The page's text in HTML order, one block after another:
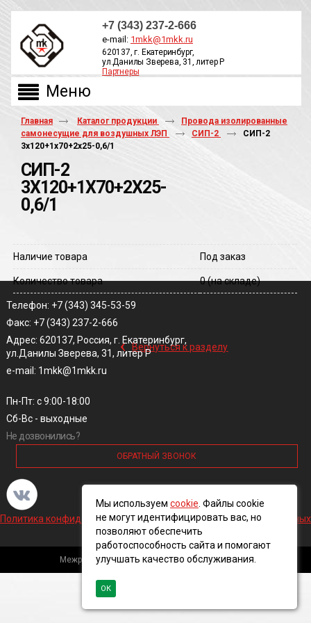
+7 (343) 237-2-666
e-mail: 1mkk@1mkk.ru
620137, г. Екатеринбург,
ул.Данилы Зверева, 31, литер Р
Партнеры
Главная Каталог продукции
Провода изолированные
самонесущие для воздушных ЛЭП
СИП-2
СИП-2
3х120+1х70+2х25-0,6/1
СИП-2
3Х120+1Х70+2Х25-
0,6/1
Наличие товара Под заказ
Количество товара 0(на складе)
‹ Вернуться к разделу
Телефон: +7 (343) 345-53-59
Факс: +7 (343) 237-2-666
Адрес: 620137, Россия, г. Екатеринбург,
ул.Данилы Зверева, 31, литер Р
e-mail: 1mkk@1mkk.ru
Пн-Пт: с 9:00-18:00
Сб-Вс - выходные
Не дозвонились?
ОБРАТНЫЙ ЗВОНОК
Политика конфиденциальности и обработки персональных данных
Межрегиональная кабельная компания, 2016 ©
Мы используем cookie . Файлы cookie
не могут идентифицировать вас, но
позволяют обеспечить
работоспособность сайта и помогают
улучшать качество обслуживания.
ОК